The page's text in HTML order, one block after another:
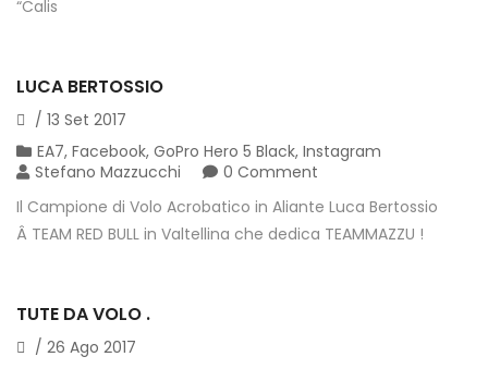
“Calis
LUCA BERTOSSIO
/ 13 Set 2017
EA7, Facebook, GoPro Hero 5 Black, Instagram
Stefano Mazzucchi
0 Comment
Il Campione di Volo Acrobatico in Aliante Luca Bertossio
Â TEAM RED BULL in Valtellina che dedica TEAMMAZZU !
TUTE DA VOLO .
/ 26 Ago 2017